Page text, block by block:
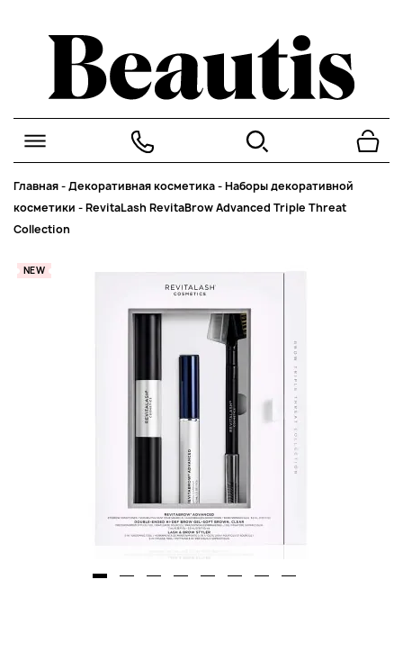
Главная-Декоративная косметика-Наборы декоративной
косметики -RevitaLash RevitaBrow Advanced Triple Threat
Collection
NEW